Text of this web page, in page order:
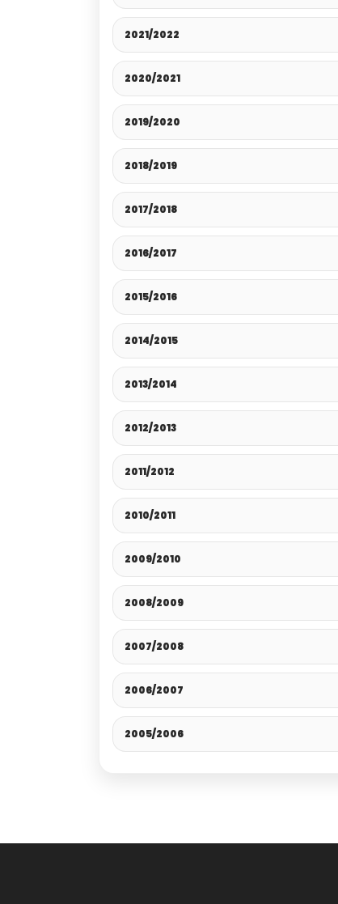
2021/2022
2020/2021
2019/2020
2018/2019
2017/2018
2016/2017
2015/2016
2014/2015
2013/2014
2012/2013
2011/2012
2010/2011
2009/2010
2008/2009
2007/2008
2006/2007
2005/2006